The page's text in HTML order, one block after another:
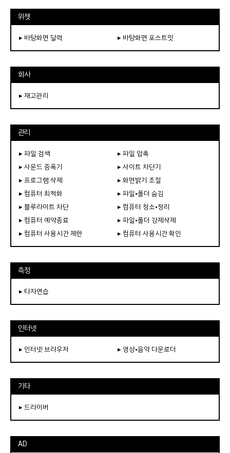
위젯
▸ 바탕화면 달력 ▸ 바탕화면 포스트잇
회사
▸ 재고관리
관리
▸ 파일 검색
▸ 파일 압축
▸ 사운드 증폭기
▸ 사이트 차단기
▸ 프로그램 삭제
▸ 화면밝기 조절
▸ 컴퓨터 최적화
▸ 파일•폴더 숨김
▸ 블루라이트 차단
▸ 컴퓨터 청소•정리
▸ 컴퓨터 예약종료
▸ 파일•폴더 강제삭제
▸ 컴퓨터 사용시간 제한
▸ 컴퓨터 사용시간 확인
측정
▸ 타자연습
인터넷
▸ 인터넷 브라우저 ▸ 영상•음악 다운로더
기타
▸ 드라이버
AD